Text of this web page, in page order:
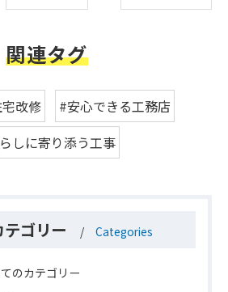
関連タグ
改修
#安心できる工務店
しに寄り添う工事
テゴリー Categories
のカテゴリー